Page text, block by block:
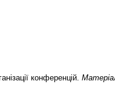
конференцій.